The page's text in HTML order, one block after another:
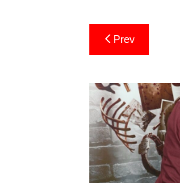
Post
navigation
Prev